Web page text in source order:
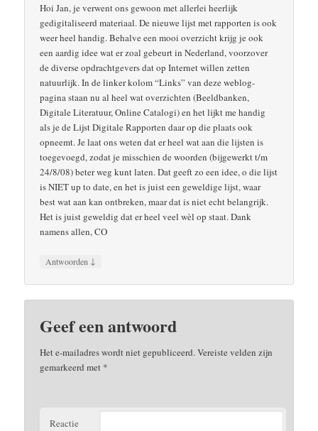
Hoi Jan, je verwent ons gewoon met allerlei heerlijk
gedigitaliseerd materiaal. De nieuwe lijst met rapporten is ook
weer heel handig. Behalve een mooi overzicht krijg je ook
een aardig idee wat er zoal gebeurt in Nederland, voorzover
de diverse opdrachtgevers dat op Internet willen zetten
natuurlijk. In de linker kolom “Links” van deze weblog-
pagina staan nu al heel wat overzichten (Beeldbanken,
Digitale Literatuur, Online Catalogi) en het lijkt me handig
als je de Lijst Digitale Rapporten daar op die plaats ook
opneemt. Je laat ons weten dat er heel wat aan die lijsten is
toegevoegd, zodat je misschien de woorden (bijgewerkt t/m
24/8/08) beter weg kunt laten. Dat geeft zo een idee, o die lijst
is NIET up to date, en het is juist een geweldige lijst, waar
best wat aan kan ontbreken, maar dat is niet echt belangrijk.
Het is juist geweldig dat er heel veel wèl op staat. Dank
namens allen, CO
Antwoorden ↓
Geef een antwoord
Het e-mailadres wordt niet gepubliceerd.Vereiste velden zijn
gemarkeerd met *
Reactie